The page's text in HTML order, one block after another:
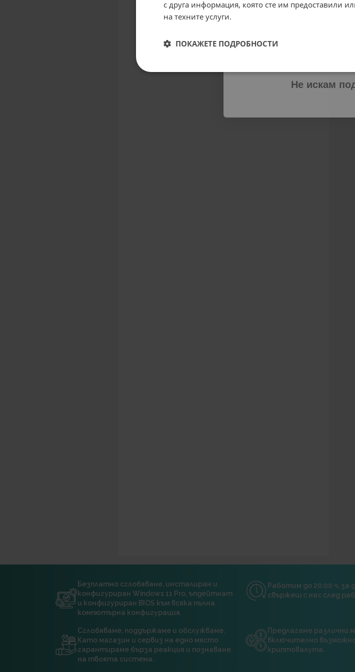
Безплатно сглобяване, инсталиран и
конфигуриран Windows 11 Pro, ъпдейтнат
и конфигуриран BIOS към всяка пълна
компютърна конфигурация.
Работим до 20:00 ч, за
свържеш с нас след
Сглобяваме, поддържаме и обслужваме.
Като магазин и сервиз на едно място
гарантираме бърза реакция и познаване
на твоята система.
Предлагаме различни
включително
криптовалута.
с друга информация, която сте им предоставили
на техните услуги.
ПОКАЖЕТЕ ПОДРОБНОСТИ
Email
Не искам